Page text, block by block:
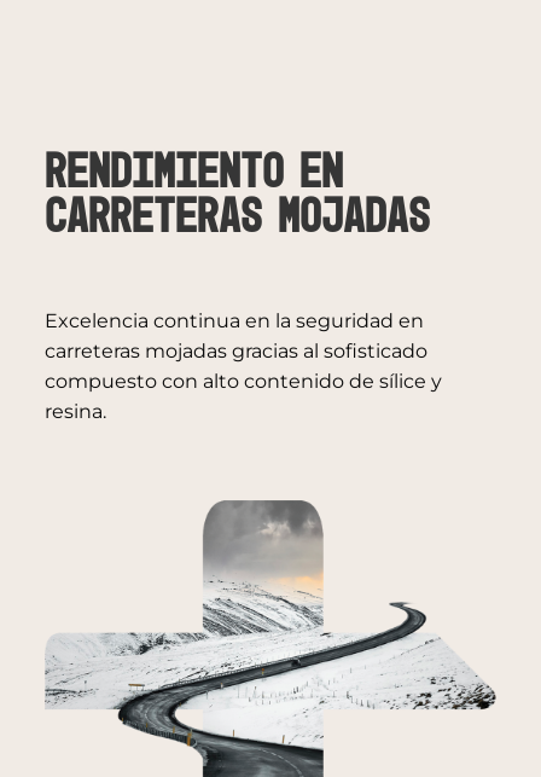
Rendimiento en
carreteras mojadas
Excelencia continua en la seguridad en
carreteras mojadas gracias al sofisticado
compuesto con alto contenido de sílice y
resina.